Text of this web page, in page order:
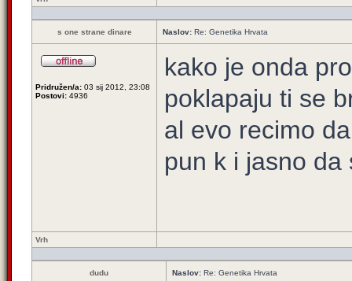
s one strane dinare Naslov: Re: Genetika Hrvata
Pridružen/a: 03 sij 2012, 23:08
Postovi: 4936
kako je onda
poklapaju ti se
al evo recimo
pun k i jasno
Vrh
dudu Naslov: Re: Genetika Hrvata